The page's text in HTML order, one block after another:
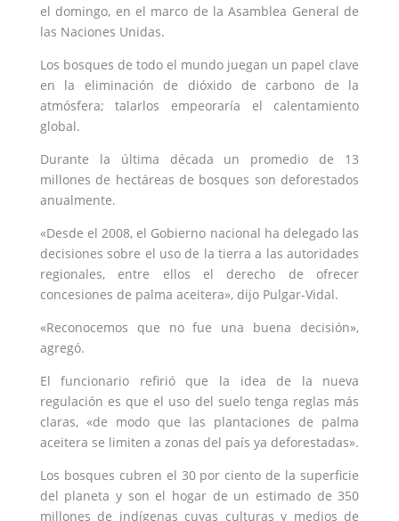
el domingo, en el marco de la Asamblea General de
las Naciones Unidas.
Los bosques de todo el mundo juegan un papel clave
en la eliminación de dióxido de carbono de la
atmósfera; talarlos empeoraría el calentamiento
global.
Durante la última década un promedio de 13
millones de hectáreas de bosques son deforestados
anualmente.
«Desde el 2008, el Gobierno nacional ha delegado las
decisiones sobre el uso de la tierra a las autoridades
regionales, entre ellos el derecho de ofrecer
concesiones de palma aceitera», dijo Pulgar-Vidal.
«Reconocemos que no fue una buena decisión»,
agregó.
El funcionario refirió que la idea de la nueva
regulación es que el uso del suelo tenga reglas más
claras, «de modo que las plantaciones de palma
aceitera se limiten a zonas del país ya deforestadas».
Los bosques cubren el 30 por ciento de la superficie
del planeta y son el hogar de un estimado de 350
millones de indígenas cuyas culturas y medios de